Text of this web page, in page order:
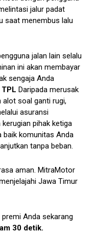
jalur padat
saat menembus lalu
jalan lain selalu
ini akan membayar
sengaja Anda
Daripada merusak
alot soal ganti rugi,
asuransi
pihak ketiga
baik komunitas Anda
tanpa beban.
aman. MitraMotor
Jawa Timur
Anda sekarang
30 detik.